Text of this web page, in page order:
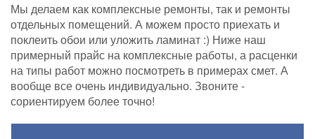
Мы делаем как комплексные ремонты, так и ремонты
отдельных помещений. А можем просто приехать и
поклеить обои или уложить ламинат :) Ниже наш
примерный прайс на комплексные работы, а расценки
на типы работ можно посмотреть в примерах смет. А
вообще все очень индивидуально. Звоните -
сориентируем более точно!